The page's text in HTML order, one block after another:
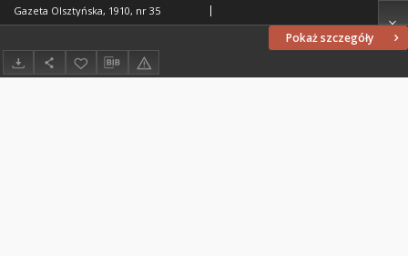
Pokaż szczegóły
Gazeta Olsztyńska, 1910, nr 35